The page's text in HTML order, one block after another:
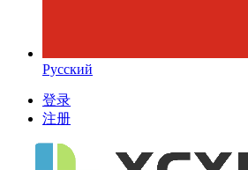
Русский
登录
注册